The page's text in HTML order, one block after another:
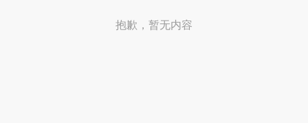
抱歉，暂无内容